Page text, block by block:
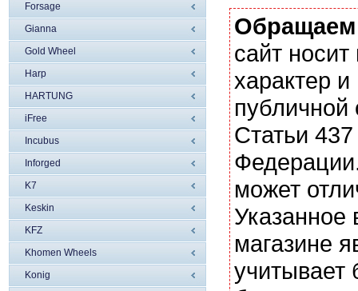
Forsage
Gianna
Gold Wheel
Harp
HARTUNG
iFree
Incubus
Inforged
K7
Keskin
KFZ
Khomen Wheels
Konig
сайт
характер
Статьи
может
магазине
учитывает